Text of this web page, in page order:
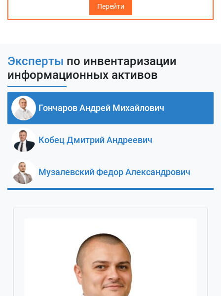
Перейти
Эксперты по инвентаризации
информационных активов
Гончаров Андрей Михайлович
Кобец Дмитрий Андреевич
Музалевский Федор Александрович